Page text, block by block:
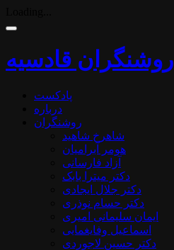
روشنگران قادسیه
پادکست
درباره
روشنگران
شاهرخ شاهید
هومر آبرامیان
آزاد فارسانی
دکتر میترا بابک
دکتر جلال ایجادی
دکتر حسام نوذری
ایمان سلیمانی امیری
اسماعیل وفایغمایی
دکتر حسین لاجوردی